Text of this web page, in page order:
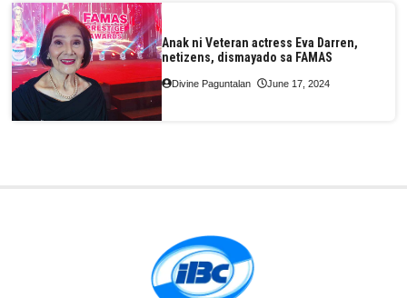
Anak ni Veteran actress Eva Darren,
netizens, dismayado sa FAMAS
Divine Paguntalan June 17, 2024